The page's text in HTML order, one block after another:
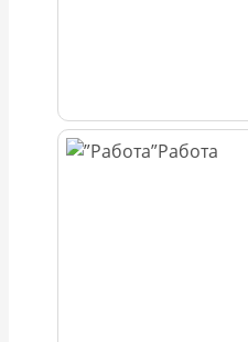
Работа